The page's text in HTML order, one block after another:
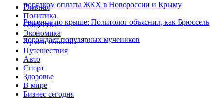
порядком оплаты ЖКХ в Новороссии и Крыму
Решение по крыше: Политолог объяснил, как Брюссель
порождает популярных мучеников
Главная
Политика
Общество
Экономика
Армии и войны
Путешествия
Авто
Спорт
Здоровье
В мире
Бизнес сегодня